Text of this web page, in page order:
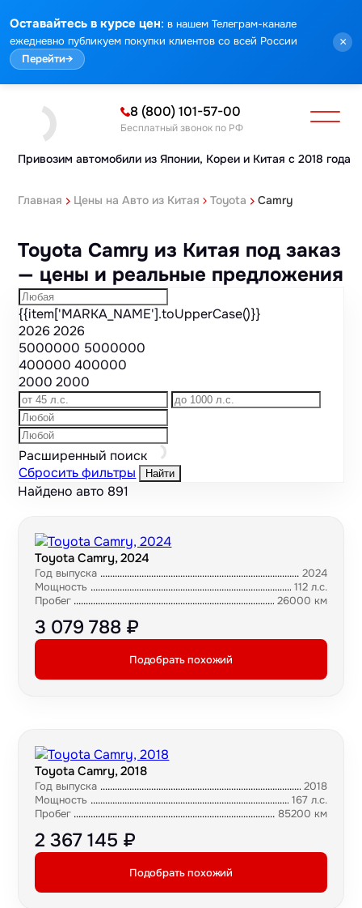
Оставайтесь в курсе цен: в нашем Телеграм-канале
ежедневно публикуем покупки клиентов со всей России
Перейти→
×
Привозим автомобили из Японии, Кореи и Китая с 2018 года
8 (800) 101-57-00
Бесплатный звонок по РФ
Главная Цены на Авто из Китая Toyota Camry
Toyota Camry из Китая под заказ
— цены и реальные предложения
{{item['MARKA_NAME'].toUpperCase()}}
20262026
5000000 5000000
400000400000
20002000
Расширенный поиск
Сбросить фильтры
Найти
Найдено авто 891
Toyota Camry, 2024
Год выпуска
2024
Мощность
112 л.с.
Пробег
26000 км
3 079 788 ₽
Подобрать похожий
Toyota Camry, 2018
Год выпуска
2018
Мощность
167 л.с.
Пробег
85200 км
2 367 145 ₽
Подобрать похожий